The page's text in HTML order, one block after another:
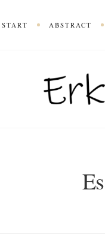
START ABSTRACT